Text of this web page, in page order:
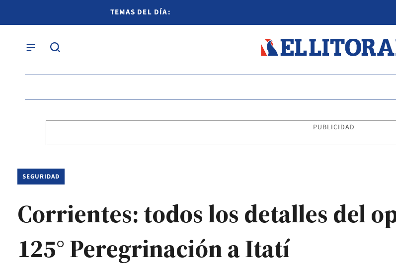
TEMAS DEL DÍA:
PUBLICIDAD
SEGURIDAD
Corrientes: todos los detalles del
125° Peregrinación a Itatí